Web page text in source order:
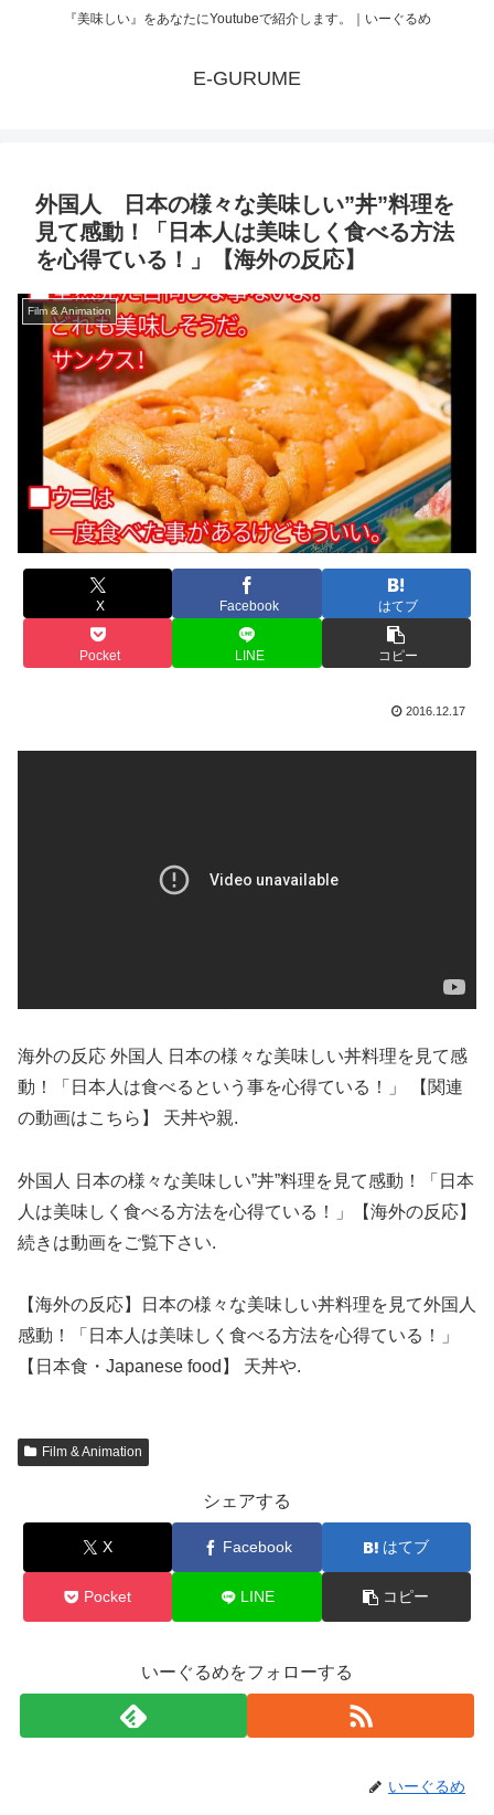
『美味しい』をあなたにYoutubeで紹介します。｜いーぐるめ
E-GURUME
外国人 日本の様々な美味しい”丼”料理を
見て感動！「日本人は美味しく食べる方法
を心得ている！」【海外の反応】
Film & Animation
X Facebook はてブ
Pocket LINE コピー
2016.12.17
海外の反応 外国人 日本の様々な美味しい丼料理を見て感
動！「日本人は食べるという事を心得ている！」 【関連
の動画はこちら】 天丼や親.
外国人 日本の様々な美味しい”丼”料理を見て感動！「日本
人は美味しく食べる方法を心得ている！」【海外の反応】
続きは動画をご覧下さい.
【海外の反応】日本の様々な美味しい丼料理を見て外国人
感動！「日本人は美味しく食べる方法を心得ている！」
【日本食・Japanese food】 天丼や.
Film & Animation
シェアする
X Facebook はてブ
Pocket LINE コピー
いーぐるめをフォローする
いーぐるめ